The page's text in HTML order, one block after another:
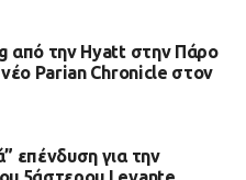
από την Hyatt στην Πάρο
νέο Parian Chronicle στον
επένδυση για την